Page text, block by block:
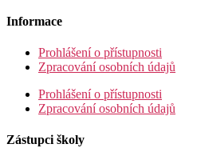
Informace
Prohlášení o přístupnosti
Zpracování osobních údajů
Prohlášení o přístupnosti
Zpracování osobních údajů
Zástupci školy